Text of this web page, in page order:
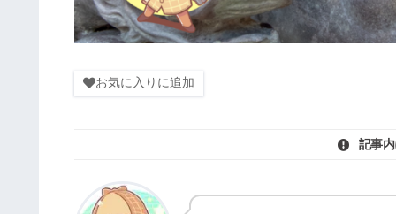
お気に入りに追加
記事